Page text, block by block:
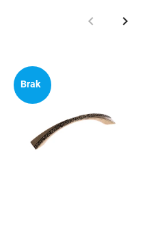
Poprzedni
keyboard_arrow_left keyboard_arrow_right
Brak